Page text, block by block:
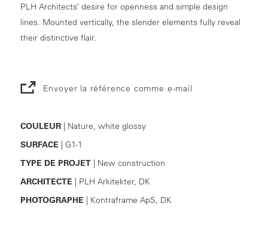
PLH Architects’ desire for openness and simple design
lines. Mounted vertically, the slender elements fully reveal
their distinctive flair.
Envoyer la référence comme e-mail
COULEUR| Nature, white glossy
SURFACE | G1-1
TYPE DE PROJET| New construction
ARCHITECTE | PLH Arkitekter, DK
PHOTOGRAPHE | Kontraframe ApS, DK